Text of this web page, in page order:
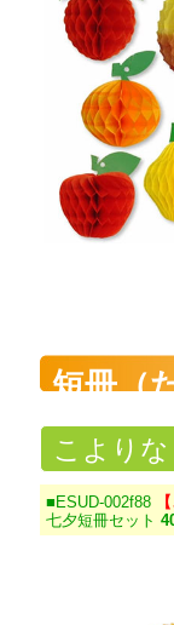
短冊（
こより
■ESUD-002f88
七夕短冊セット